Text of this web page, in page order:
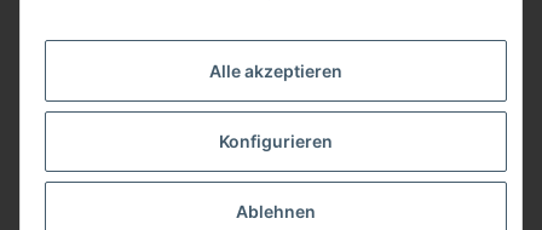
Alle akzeptieren
Konfigurieren
Ablehnen
Herstellerinformationen